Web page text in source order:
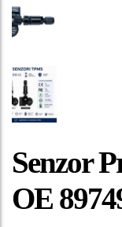
Senzor
OE